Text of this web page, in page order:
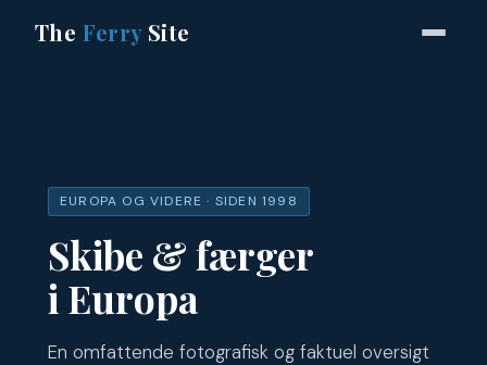
The FerrySite
EUROPA OG VIDERE · SIDEN 1998
Skibe & færger
i Europa
En omfattende fotografisk og faktuel oversigt